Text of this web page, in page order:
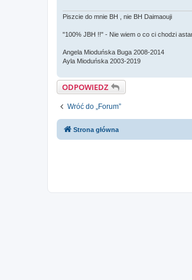
Piszcie do mnie BH , nie BH Daimaouji
"100% JBH !!" - Nie wiem o co ci chodzi
Angela Mioduńska Buga 2008-2014
Ayla Mioduńska 2003-2019
ODPOWIEDZ
Wróć do „Forum”
Strona główna